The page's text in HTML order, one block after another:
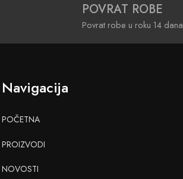
POVRAT ROBE
Povrat robe u roku 14 dana
Navigacija
POČETNA
PROIZVODI
NOVOSTI